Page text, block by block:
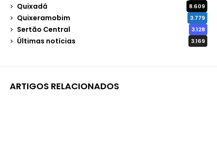
Quixadá 8.609
Quixeramobim 3.779
Sertão Central 3.128
Últimas notícias 3.169
ARTIGOS RELACIONADOS